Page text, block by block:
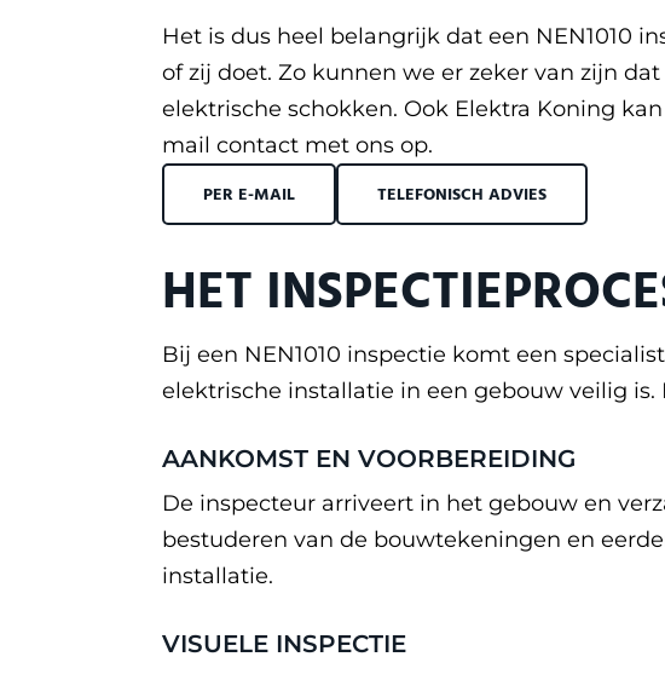
Het is dus heel belangrijk dat een NEN1010
of zij doet. Zo kunnen we er zeker van zijn
elektrische schokken. Ook Elektra Koning
mail contact met ons op.
PER E-MAIL TELEFONISCH ADVIES
HET
Bij een NEN1010 inspectie komt een
elektrische installatie in een gebouw veilig
AANKOMST EN VOORBEREIDING
De inspecteur arriveert in het gebouw en
bestuderen van de bouwtekeningen en
installatie.
VISUELE INSPECTIE